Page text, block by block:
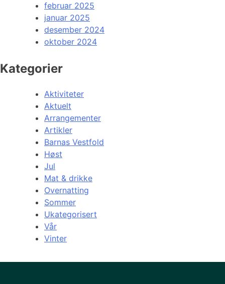
februar 2025
januar 2025
desember 2024
oktober 2024
Kategorier
Aktiviteter
Aktuelt
Arrangementer
Artikler
Barnas Vestfold
Høst
Jul
Mat & drikke
Overnatting
Sommer
Ukategorisert
Vår
Vinter